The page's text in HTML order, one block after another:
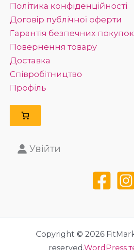
Політика конфіденційності
Договір публічної оферти
Гарантія безпечних покупок
Повернення товару
Доставка
Співробітництво
Профіль
Увійти
Copyright © 2026
reserved.WordPress